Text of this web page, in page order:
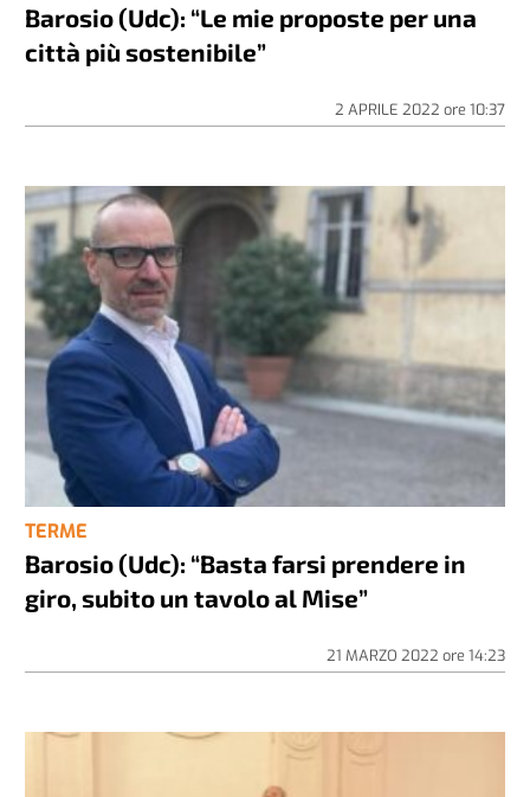
Barosio (Udc): “Le mie proposte per una
città più sostenibile”
2 APRILE 2022 ore 10:37
TERME
Barosio (Udc): “Basta farsi prendere in
giro, subito un tavolo al Mise”
21 MARZO 2022 ore 14:23